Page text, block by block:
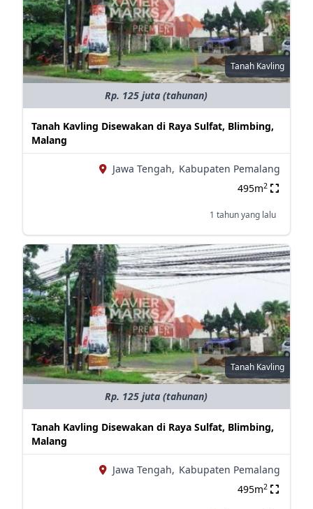
Tanah Kavling
Rp. 125 juta (tahunan)
Tanah Kavling Disewakan di Raya Sulfat, Blimbing,
Malang
Jawa Tengah, Kabupaten Pemalang
495m2
1 tahun yang lalu
Tanah Kavling
Rp. 125 juta (tahunan)
Tanah Kavling Disewakan di Raya Sulfat, Blimbing,
Malang
Jawa Tengah, Kabupaten Pemalang
495m2